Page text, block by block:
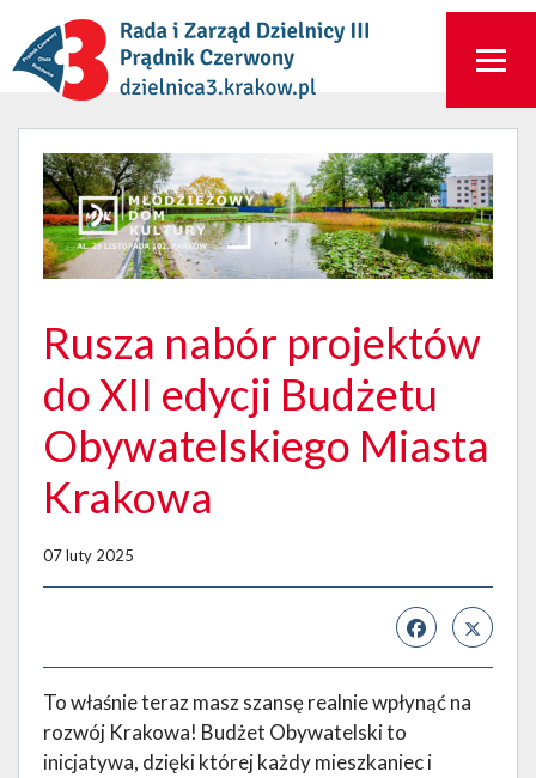
Rusza nabór projektów
do XII edycji Budżetu
Obywatelskiego Miasta
Krakowa
07 luty 2025
To właśnie teraz masz szansę realnie wpłynąć na
rozwój Krakowa! Budżet Obywatelski to
inicjatywa, dzięki której każdy mieszkaniec i